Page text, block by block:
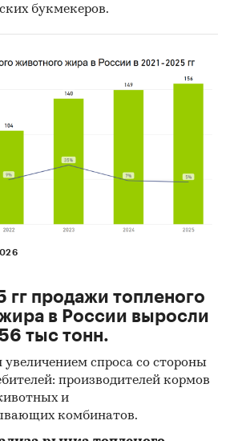
букмекеров.
гг продажи топленого
в России выросли
тыс тонн.
увеличением спроса со стороны
производителей кормов
и
комбинатов.